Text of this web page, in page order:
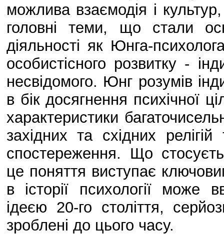
можлива взаємодія і
головні теми, що стали
діяльності як Юнга-
особистісного розвитку -
несвідомого. Юнг розумів
в бік досягнення психічної
характеристики
західних та східних
спостереження. Що
це поняття виступає
в історії психології може
ідеєю 20-го століття,
зроблені до цього часу.